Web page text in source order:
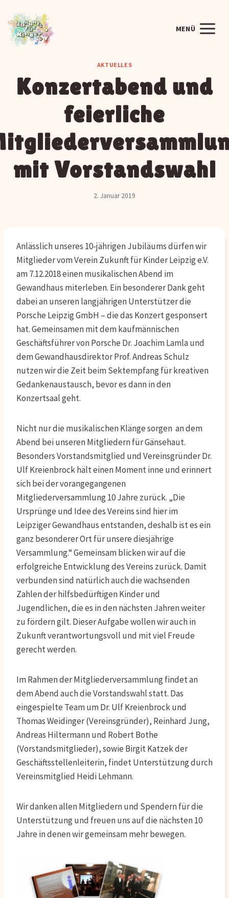
Inhalt
springen
MENÜ
AKTUELLES
Konzertabend und
feierliche
mit Vorstandswahl
2. Januar 2019
Anlässlich unseres 10-jährigen Jubiläums dürfen wir
Mitglieder vom Verein Zukunft für Kinder Leipzig e.V.
am 7.12.2018 einen musikalischen Abend im
Gewandhaus miterleben. Ein besonderer Dank geht
dabei an unseren langjährigen Unterstützer die
Porsche Leipzig GmbH – die das Konzert gesponsert
hat. Gemeinsamen mit dem kaufmännischen
Geschäftsführer von Porsche Dr. Joachim Lamla und
dem Gewandhausdirektor Prof. Andreas Schulz
nutzen wir die Zeit beim Sektempfang für kreativen
Gedankenaustausch, bevor es dann in den
Konzertsaal geht.
Nicht nur die musikalischen Klänge sorgen an dem
Abend bei unseren Mitgliedern für Gänsehaut.
Besonders Vorstandsmitglied und Vereinsgründer Dr.
Ulf Kreienbrock hält einen Moment inne und erinnert
sich bei der vorangegangenen
Mitgliederversammlung 10 Jahre zurück. „Die
Ursprünge und Idee des Vereins sind hier im
Leipziger Gewandhaus entstanden, deshalb ist es ein
ganz besonderer Ort für unsere diesjährige
Versammlung.“ Gemeinsam blicken wir auf die
erfolgreiche Entwicklung des Vereins zurück. Damit
verbunden sind natürlich auch die wachsenden
Zahlen der hilfsbedürftigen Kinder und
Jugendlichen, die es in den nächsten Jahren weiter
zu fördern gilt. Dieser Aufgabe wollen wir auch in
Zukunft verantwortungsvoll und mit viel Freude
gerecht werden.
Im Rahmen der Mitgliederversammlung findet an
dem Abend auch die Vorstandswahl statt. Das
eingespielte Team um Dr. Ulf Kreienbrock und
Thomas Weidinger (Vereinsgründer), Reinhard Jung,
Andreas Hiltermann und Robert Bothe
(Vorstandsmitglieder), sowie Birgit Katzek der
Geschäftsstellenleiterin, findet Unterstützung durch
Vereinsmitglied Heidi Lehmann.
Wir danken allen Mitgliedern und Spendern für die
Unterstützung und freuen uns auf die nächsten 10
Jahre in denen wir gemeinsam mehr bewegen.